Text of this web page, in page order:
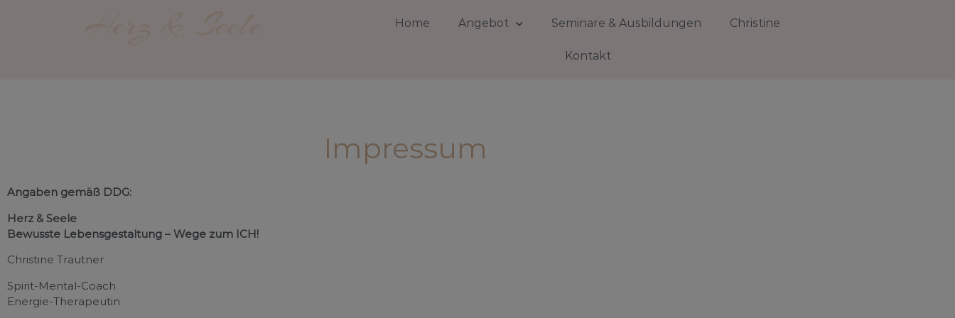
Home Angebot Seminare & Ausbildungen Christine
Kontakt
Impressum
Angaben gemäß DDG:
Herz & Seele
Bewusste Lebensgestaltung – Wege zum ICH!
Christine Trautner
Spirit-Mental-Coach
Energie-Therapeutin